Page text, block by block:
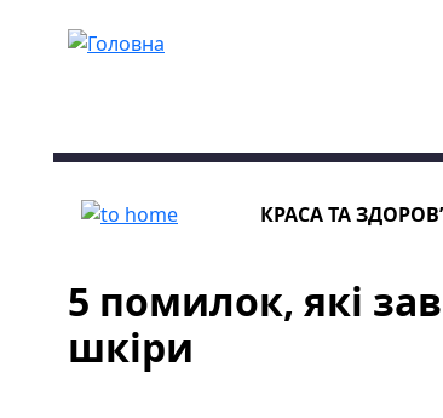
КРАСА ТА
5 помилок, які
шкіри